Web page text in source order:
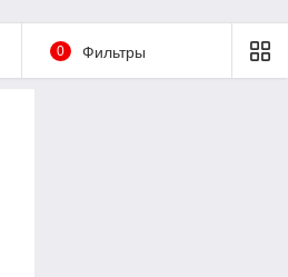
0 Фильтры